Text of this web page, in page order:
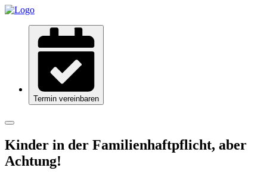
Termin vereinbaren
Kinder in der Familienhaftpflicht, aber
Achtung!